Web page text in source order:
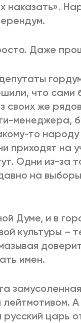
наказать».
Даже
что сами
своих же
менеджера,
то
приходят на
Одни из-за
на
Думе, и в
культуры –
имен.
лейтмотивом.
царь